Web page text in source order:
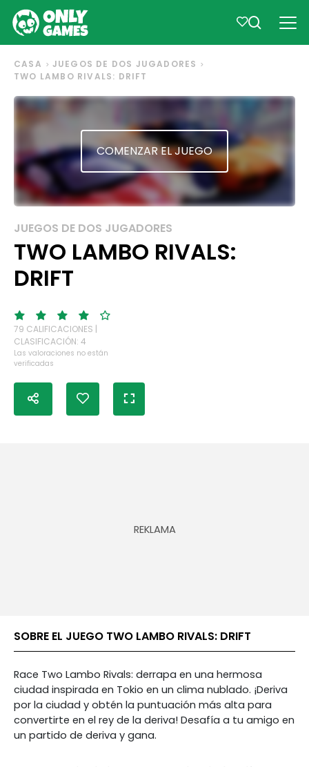
CASA
JUEGOS DE DOS JUGADORES
TWO LAMBO RIVALS: DRIFT
COMENZAR EL JUEGO
JUEGOS DE DOS JUGADORES
TWO LAMBO RIVALS:
DRIFT
79 CALIFICACIONES |
CLASIFICACIÓN: 4
Las valoraciones no están
verificadas
SOBRE EL JUEGO TWO LAMBO RIVALS: DRIFT
Race Two Lambo Rivals: derrapa en una hermosa
ciudad inspirada en Tokio en un clima nublado. ¡Deriva
por la ciudad y obtén la puntuación más alta para
convertirte en el rey de la deriva! Desafía a tu amigo en
un partido de deriva y gana.